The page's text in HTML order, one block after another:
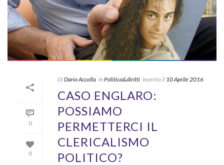
0
0
DiDario Accolla InPolitica&diritti Inserito il 10 Aprile 2016
CASO ENGLARO:
POSSIAMO
PERMETTERCI IL
CLERICALISMO
POLITICO?